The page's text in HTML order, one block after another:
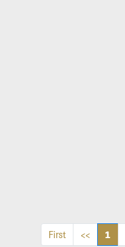
First << 1